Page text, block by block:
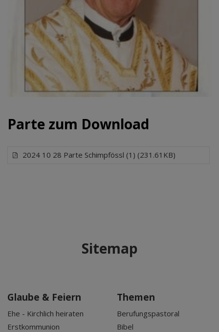
Parte zum Download
2024 10 28 Parte Schimpfössl (1) (231.61KB)
Sitemap
Glaube & Feiern
Ehe - Kirchlich heiraten
Erstkommunion
Themen
Berufungspastoral
Bibel